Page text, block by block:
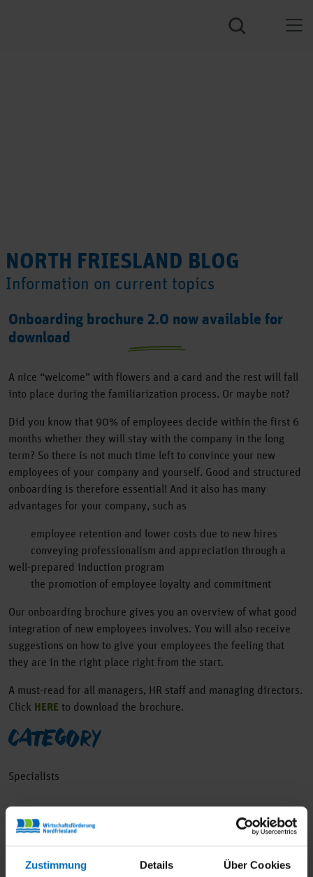
Zustimmung Details Über Cookies
NORTH FRIESLAND BLOG
Information on current topics
Onboarding brochure 2.0 now available for
download
A nice “welcome” with flowers and a card and the rest will fall
into place during the familiarization process. Or maybe not?
Did you know that 90% of employees decide within the first 6
months whether they will stay with the company in the long
term? So there is not much time left to convince your new
employees of your company and yourself. Good and structured
onboarding is therefore essential! And it also has many
advantages for your company, such as
employee retention and lower costs due to new hires
conveying professionalism and appreciation through a
well-prepared induction program
the promotion of employee loyalty and commitment
Our onboarding brochure gives you an overview of what good
integration of new employees involves. You will also receive
suggestions on how to give your employees the feeling that
they are in the right place right from the start.
A must-read for all managers, HR staff and managing directors.
Click HERE to download the brochure.
CATEGORY
Specialists
SHARE